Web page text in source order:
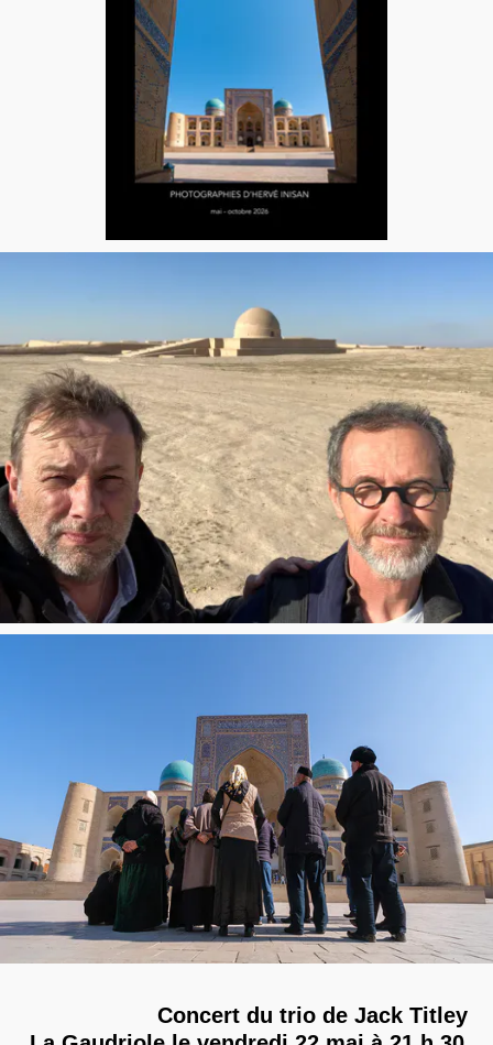
Concert du trio de Jack Titley